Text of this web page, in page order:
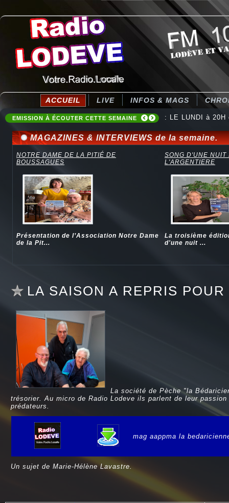
ACCUEIL LIVE INFOS & MAGS
EMISSION À ÉCOUTER CETTE SEMAINE : LE LUNDI à
: Destination
MAGAZINES & INTERVIEWS de la semaine.
SONG D'UNE NUIT
L'ARGENTIERE
La troisième
d'une nuit ...
NOTRE DAME DE LA PITIÉ DE
BOUSSAGUES
Présentation de l’Association Notre Dame
de la Pit...
LA SAISON A REPRIS
La société de Pèche "la
trésorier. Au micro de Radio Lodeve ils parlent de leur
prédateurs.
mag aappma la
Un sujet de Marie-Hélène Lavastre.